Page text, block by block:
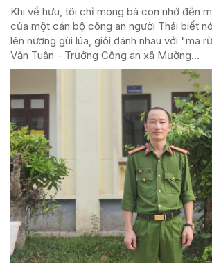
Khi về hưu, tôi chỉ mong bà con nhớ đến
của một cán bộ công an người Thái biết
lên nương gùi lúa, giỏi đánh nhau với "ma
Văn Tuân - Trưởng Công an xã Mường...